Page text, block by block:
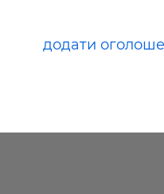
додати